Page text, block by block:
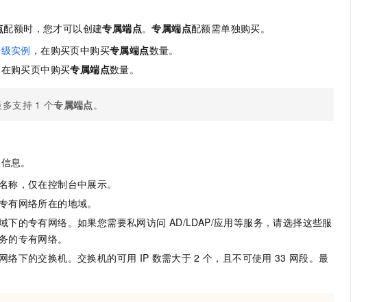
配额时，您才可以创建专属端点。专属端点配额需单独购买。
实例 ，在购买页中购买专属端点数量。
在购买页中购买专属端点数量。
多支持 1 个专属端点。
息。
称，仅在控制台中展示。
有网络所在的地域。
下的专有网络。如果您需要私网访问 AD/LDAP/应用等服务，请选择这些服
的专有网络。
络下的交换机。交换机的可用 IP 数需大于 2 个，且不可使用 33 网段。最